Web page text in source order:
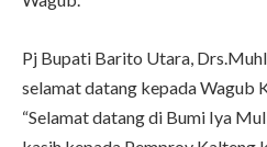
Pj Bupati Barito Utara,
selamat datang kepada Wagub
“Selamat datang di Bumi Iya